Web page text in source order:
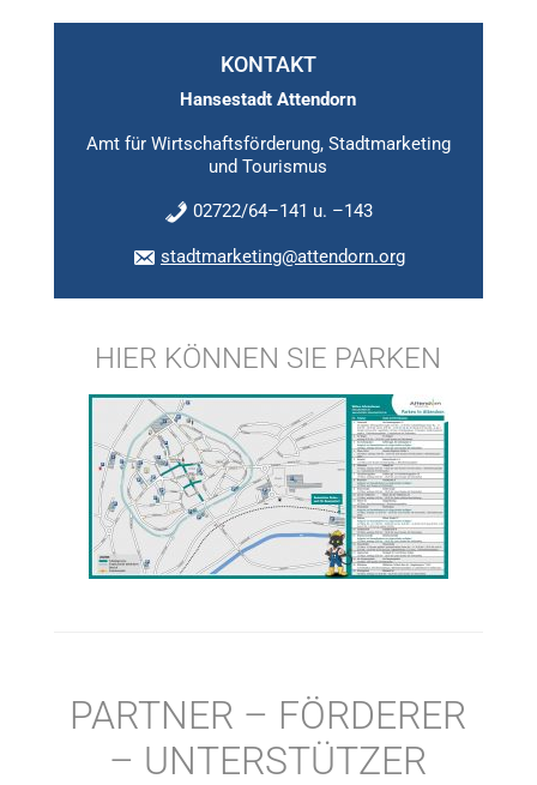
KONTAKT
Hansestadt Attendorn
Amt für Wirtschaftsförderung, Stadtmarketing
und Tourismus
02722/64–141 u. –143
stadtmarketing@attendorn.org
HIER KÖNNEN SIE PARKEN
PARTNER – FÖRDERER
– UNTERSTÜTZER